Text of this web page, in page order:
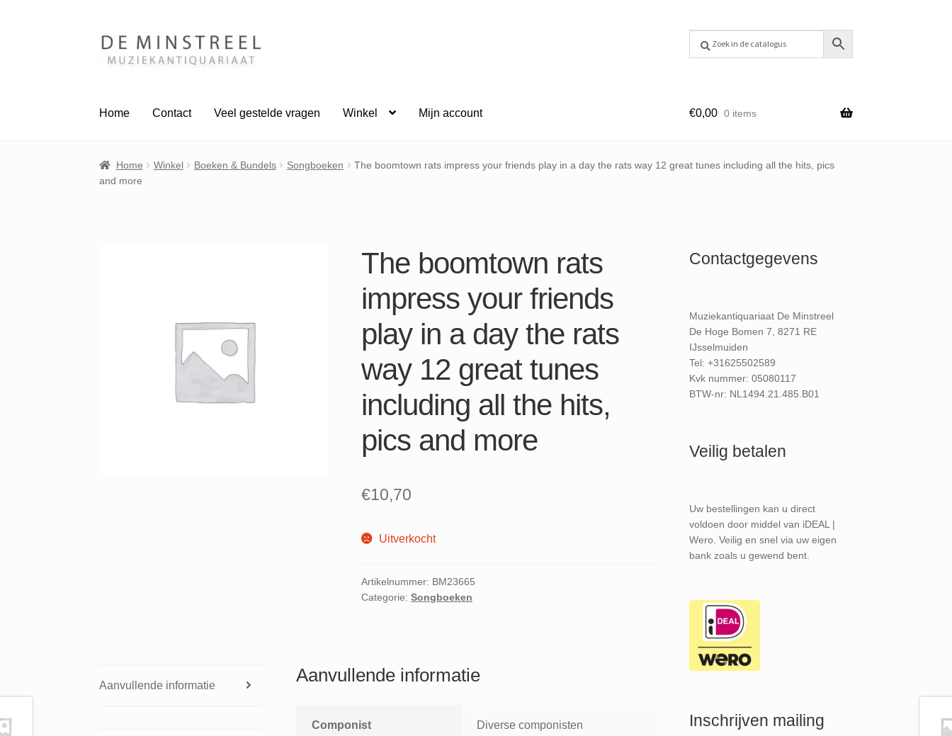
Ga
door
Ga
naar
Home
Contact Veel gestelde vragen Winkel Mijn account €0,00 0 items
Home Winkel Boeken & Bundels Songboeken
The boomtown rats impress your friends play in a day the rats way 12 great tunes including all the hits, pics
and more
The boomtown rats
impress your friends
play in a day the rats
way 12 great tunes
including all the hits,
pics and more
€10,70
Uitverkocht
Artikelnummer: BM23665
Categorie:Songboeken
Aanvullende informatie
Aanvullende informatie
Componist Diverse componisten
Contactgegevens
Muziekantiquariaat De Minstreel
De Hoge Bomen 7, 8271 RE
IJsselmuiden
Tel: +31625502589
Kvk nummer: 05080117
BTW-nr: NL1494.21.485.B01
Veilig betalen
Uw bestellingen kan u direct
voldoen door middel van iDEAL |
Wero. Veilig en snel via uw eigen
bank zoals u gewend bent.
Inschrijven mailing